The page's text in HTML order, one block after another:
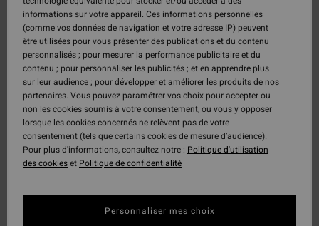
informations sur votre appareil. Ces informations personnelles
(comme vos données de navigation et votre adresse IP) peuvent
être utilisées pour vous présenter des publications et du contenu
personnalisés ; pour mesurer la performance publicitaire et du
contenu ; pour personnaliser les publicités ; et en apprendre plus
sur leur audience ; pour développer et améliorer les produits de nos
partenaires. Vous pouvez paramétrer vos choix pour accepter ou
non les cookies soumis à votre consentement, ou vous y opposer
lorsque les cookies concernés ne relèvent pas de votre
consentement (tels que certains cookies de mesure d’audience).
Pour plus d'informations, consultez notre : Politique d'utilisation
des cookieset Politique de confidentialité
Personnaliser mes choix